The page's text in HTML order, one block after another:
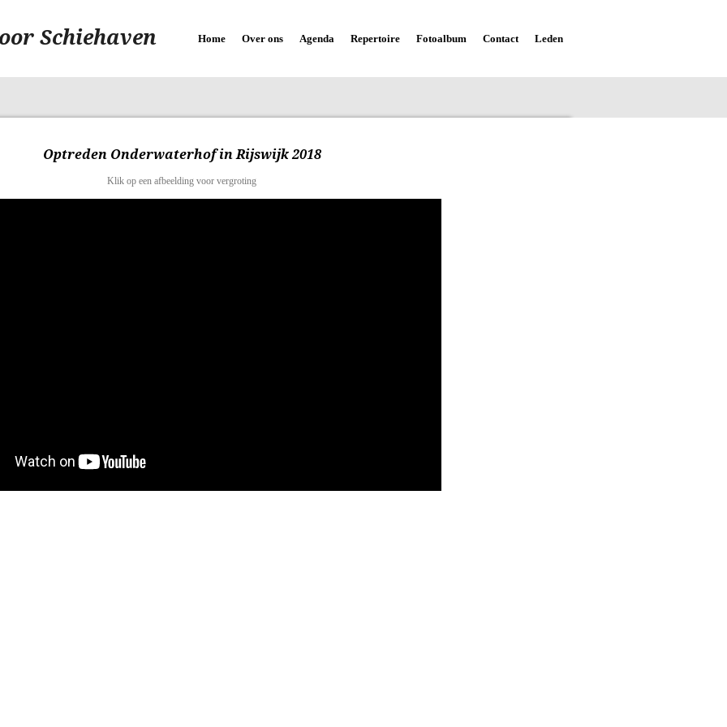
Schiehaven Home Over ons Agenda Repertoire Fotoalbum Contact Leden
Optreden Onderwaterhof in Rijswijk 2018
Klik op een afbeelding voor vergroting